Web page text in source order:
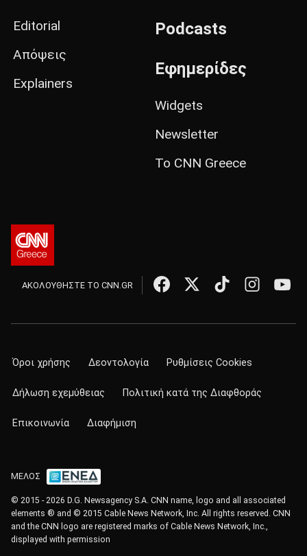
Editorial
Απόψεις
Explainers
Podcasts
Εφημερίδες
Widgets
Newsletter
Το CNN Greece
ΑΚΟΛΟΥΘΗΣΤΕ ΤΟ CNN.GR
Όροι χρήσης Δεοντολογία Ρυθμίσεις Cookies
Δήλωση εχεμύθειας Πολιτική κατά της Διαφθοράς
Επικοινωνία Διαφήμιση
ΜΕΛΟΣ
© 2015 - 2026 D.G. Newsagency S.A. CNN name, logo and all associated
elements ® and © 2015 Cable News Network, Inc. All rights reserved. CNN
and the CNN logo are registered marks of Cable News Network, Inc.,
displayed with permission